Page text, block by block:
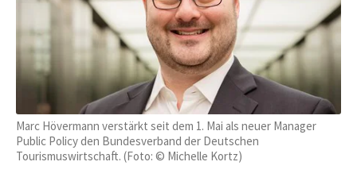
Marc Hövermann verstärkt seit dem 1. Mai als neuer Manager
Public Policy den Bundesverband der Deutschen
Tourismuswirtschaft. (Foto: © Michelle Kortz)